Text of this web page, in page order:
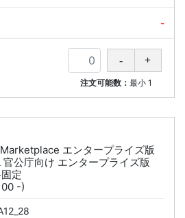
-
注文可能数：最小 1
エンタープライズ版
公庁向け エンタープライズ版
定
-)